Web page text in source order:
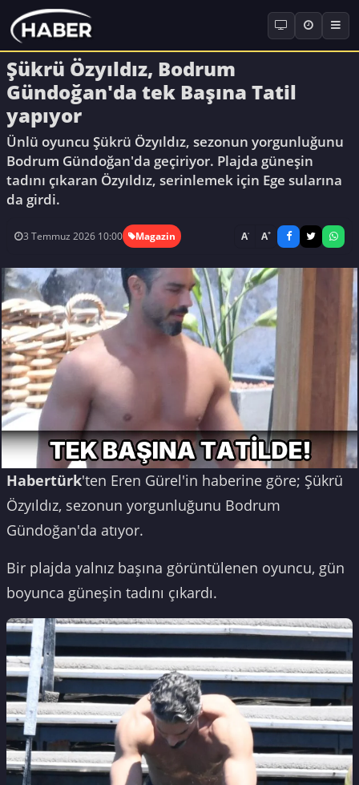
Şükrü Özyıldız, Bodrum
Gündoğan'da tek Başına Tatil
yapıyor
Ünlü oyuncu Şükrü Özyıldız, sezonun yorgunluğunu
Bodrum Gündoğan'da geçiriyor. Plajda güneşin
tadını çıkaran Özyıldız, serinlemek için Ege sularına
da girdi.
3 Temmuz 2026 10:00 Magazin A- A+
Habertürk'ten Eren Gürel'in haberine göre; Şükrü
Özyıldız, sezonun yorgunluğunu Bodrum
Gündoğan'da atıyor.
Bir plajda yalnız başına görüntülenen oyuncu, gün
boyunca güneşin tadını çıkardı.